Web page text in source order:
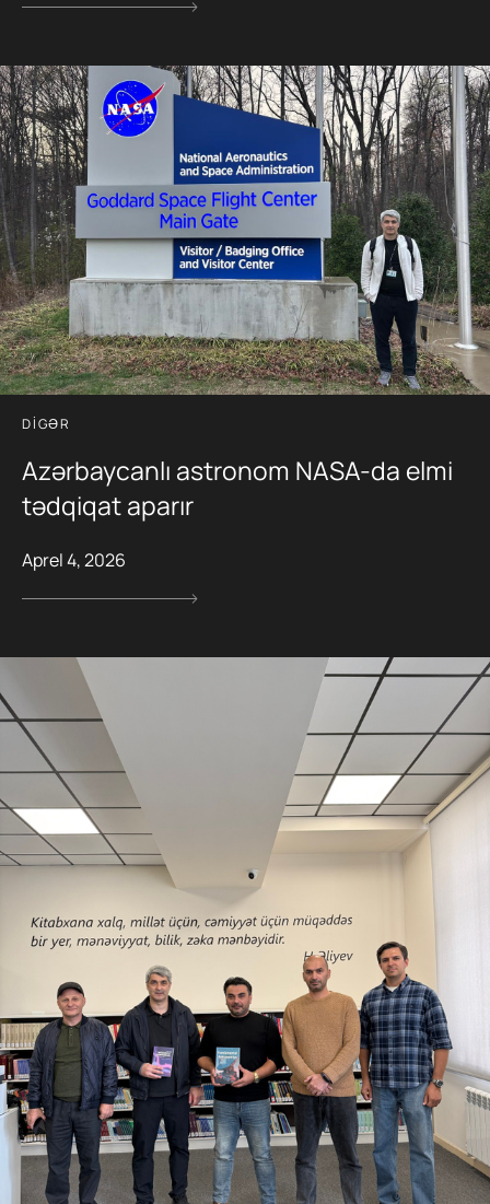
DIGƏR
Azərbaycanlı astronom NASA-da elmi
tədqiqat aparır
Aprel 4, 2026